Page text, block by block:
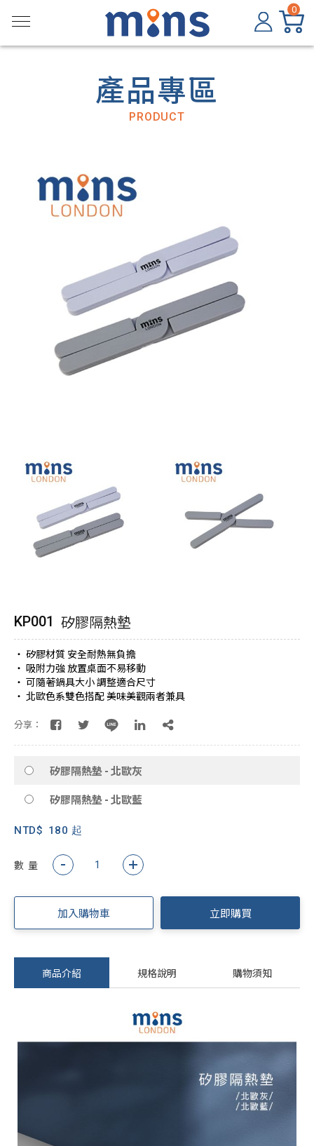
產品專區
PRODUCT
KP001 矽膠隔熱墊
・ 矽膠材質 安全耐熱無負擔
・ 吸附力強 放置桌面不易移動
・ 可隨著鍋具大小 調整適合尺寸
・ 北歐色系雙色搭配 美味美觀兩者兼具
分享：
矽膠隔熱墊 - 北歐灰
矽膠隔熱墊 - 北歐藍
NTD$ 180 起
數 量
加入購物車 立即購買
商品介紹 規格說明 購物須知
0